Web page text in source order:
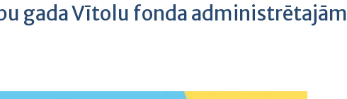
gada Vītolu fonda administrētajām